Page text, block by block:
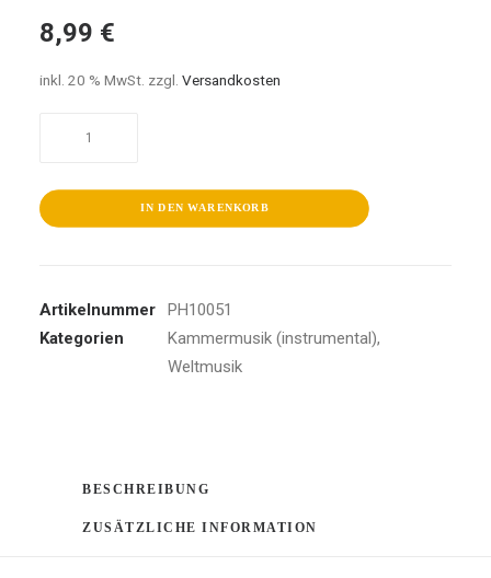
8,99 €
inkl. 20 % MwSt. zzgl. Versandkosten
Gitarre
IN DEN WARENKORB
Artikelnummer
PH10051
Kategorien
Kammermusik (instrumental),
Weltmusik
BESCHREIBUNG
ZUSÄTZLICHE INFORMATION